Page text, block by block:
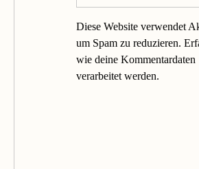
Diese Website verwendet
um Spam zu reduzieren.
wie deine Kommentardaten
verarbeitet werden.